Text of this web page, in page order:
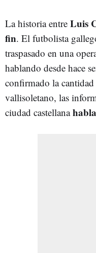
La historia entre Luis
fin. El futbolista
traspasado en una
hablando desde hace
confirmado la
vallisoletano, las
ciudad castellana